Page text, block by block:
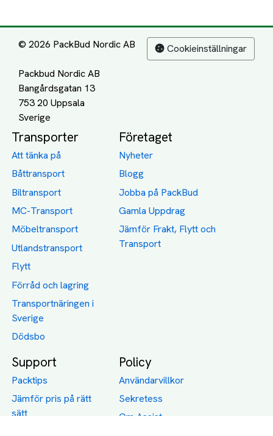
© 2026 PackBud Nordic AB
Packbud Nordic AB
Bangårdsgatan 13
753 20 Uppsala
Cookieinställningar
Transporter
Att tänka på
Båttransport
Biltransport
MC-Transport
Möbeltransport
Utlandstransport
Flytt
Förråd och lagring
Transportnäringen i
Sverige
Dödsbo
Företaget
Nyheter
Blogg
Jobba på PackBud
Gamla Uppdrag
Jämför Frakt, Flytt och
Transport
Support
Packtips
Jämför pris på rätt
sätt
Policy
Användarvillkor
Sekretess
Om Assist